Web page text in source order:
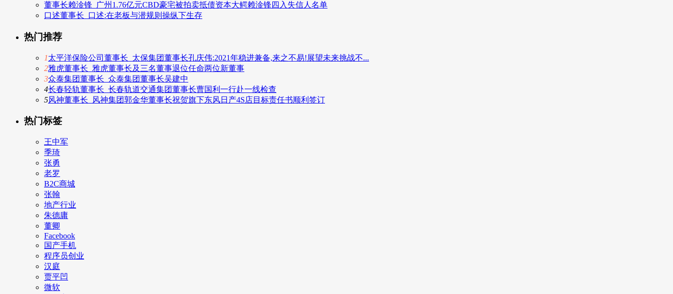
董事长赖淦锋_广州1.76亿元CBD豪宅被拍卖抵债资本大鳄赖淦锋四入失信人名单
口述董事长_口述:在老板与潜规则操纵下生存
热门推荐
1太平洋保险公司董事长_太保集团董事长孔庆伟:2021年稳进兼备,来之不易!展望未来挑战不...
2雅虎董事长_雅虎董事长及三名董事退位任命两位新董事
3众泰集团董事长_众泰集团董事长吴建中
4长春轻轨董事长_长春轨道交通集团董事长曹国利一行赴一线检查
5风神董事长_风神集团郭金华董事长祝贺旗下东风日产4S店目标责任书顺利签订
热门标签
王中军
季琦
张勇
老罗
B2C商城
张翰
地产行业
朱德庸
董卿
Facebook
国产手机
程序员创业
汉庭
贾平凹
微软